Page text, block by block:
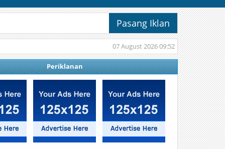
Pasang Iklan
07 August 2026 09:52
Periklanan